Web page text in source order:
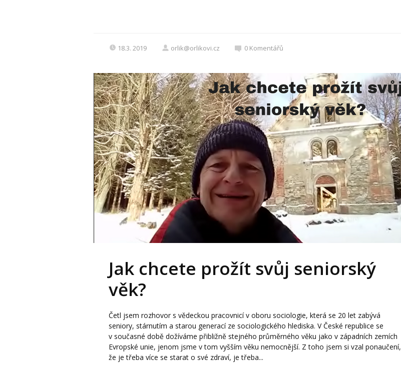
18.3. 2019 orlik@orlikovi.cz 0 Komentářů
Jak chcete prožít svůj seniorský
věk?
Četl jsem rozhovor s vědeckou pracovnicí v oboru sociologie, která se 20 let zabývá
seniory, stárnutím a starou generací ze sociologického hlediska. V České republice se
v současné době dožíváme přibližně stejného průměrného věku jako v západních zemích
Evropské unie, jenom jsme v tom vyšším věku nemocnější. Z toho jsem si vzal ponaučení,
že je třeba více se starat o své zdraví, je třeba...